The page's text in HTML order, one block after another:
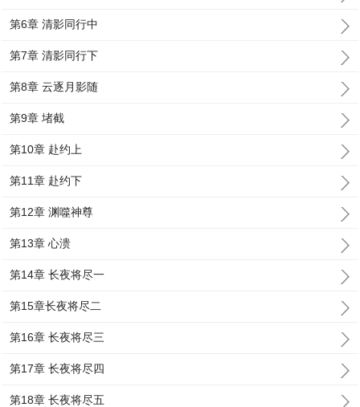
第6章 清影同行中
第7章 清影同行下
第8章 云逐月影随
第9章 堵截
第10章 赴约上
第11章 赴约下
第12章 渊噬神尊
第13章 心溃
第14章 长夜将尽一
第15章长夜将尽二
第16章 长夜将尽三
第17章 长夜将尽四
第18章 长夜将尽五